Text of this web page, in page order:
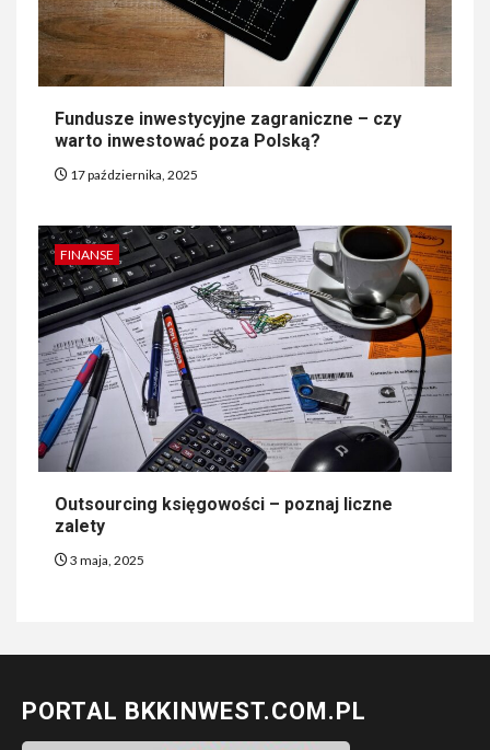
Fundusze inwestycyjne zagraniczne – czy
warto inwestować poza Polską?
17 października, 2025
FINANSE
Outsourcing księgowości – poznaj liczne
zalety
3 maja, 2025
PORTAL BKKINWEST.COM.PL